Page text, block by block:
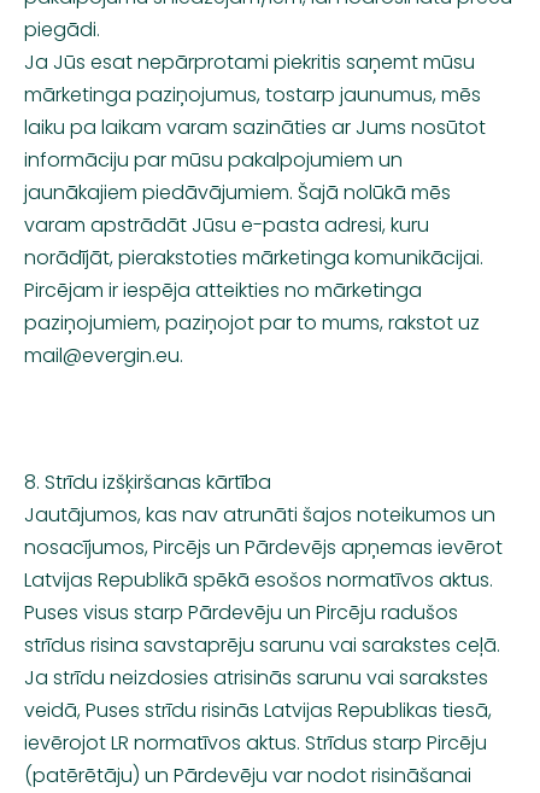
piegādi.
Ja Jūs esat nepārprotami piekritis saņemt mūsu
mārketinga paziņojumus, tostarp jaunumus, mēs
laiku pa laikam varam sazināties ar Jums nosūtot
informāciju par mūsu pakalpojumiem un
jaunākajiem piedāvājumiem. Šajā nolūkā mēs
varam apstrādāt Jūsu e-pasta adresi, kuru
norādījāt, pierakstoties mārketinga komunikācijai.
Pircējam ir iespēja atteikties no mārketinga
paziņojumiem, paziņojot par to mums, rakstot uz
mail@evergin.eu.
8. Strīdu izšķiršanas kārtība
Jautājumos, kas nav atrunāti šajos noteikumos un
nosacījumos, Pircējs un Pārdevējs apņemas ievērot
Latvijas Republikā spēkā esošos normatīvos aktus.
Puses visus starp Pārdevēju un Pircēju radušos
strīdus risina savstaprēju sarunu vai sarakstes ceļā.
Ja strīdu neizdosies atrisinās sarunu vai sarakstes
veidā, Puses strīdu risinās Latvijas Republikas tiesā,
ievērojot LR normatīvos aktus. Strīdus starp Pircēju
(patērētāju) un Pārdevēju var nodot risināšanai